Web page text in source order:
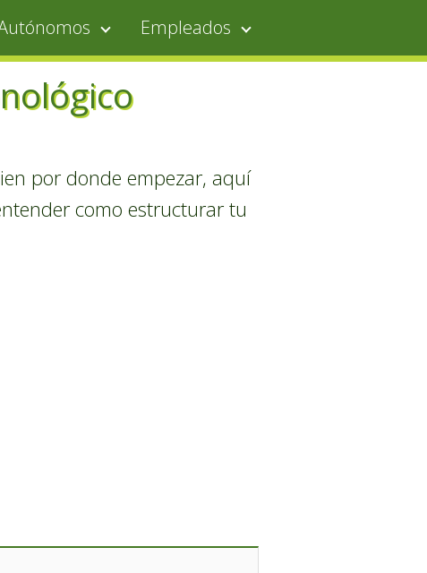
Empleados
por donde empezar, aquí
como estructurar tu